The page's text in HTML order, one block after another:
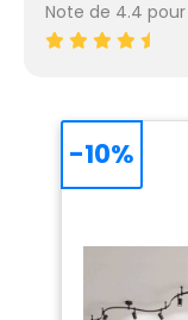
Note de 4.4
-10%